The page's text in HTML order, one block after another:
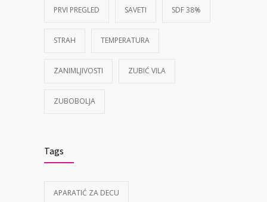
PRVI PREGLED SAVETI SDF 38%
STRAH TEMPERATURA
ZANIMLJIVOSTI ZUBIĆ VILA
ZUBOBOLJA
Tags
APARATIĆ ZA DECU